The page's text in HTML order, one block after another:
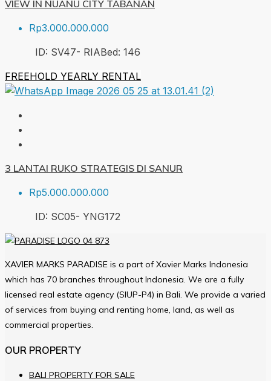
VIEW IN NUANU CITY TABANAN
Rp3.000.000.000
ID: SV47- RIABed: 146
FREEHOLD YEARLY RENTAL
3 LANTAI RUKO STRATEGIS DI SANUR
Rp5.000.000.000
ID: SC05- YNG172
XAVIER MARKS PARADISE is a part of Xavier Marks Indonesia
which has 70 branches throughout Indonesia. We are a fully
licensed real estate agency (SIUP-P4) in Bali. We provide a varied
of services from buying and renting home, land, as well as
commercial properties.
OUR PROPERTY
BALI PROPERTY FOR SALE